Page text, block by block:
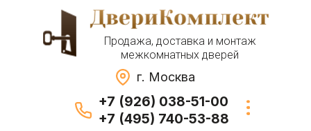
Продажа, доставка и монтаж
межкомнатных дверей
г. Москва
+7 (926) 038-51-00
+7 (495) 740-53-88